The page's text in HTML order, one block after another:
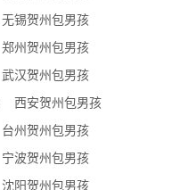
无锡贺州包男孩
郑州贺州包男孩
武汉贺州包男孩
西安贺州包男孩
台州贺州包男孩
宁波贺州包男孩
沈阳贺州包男孩